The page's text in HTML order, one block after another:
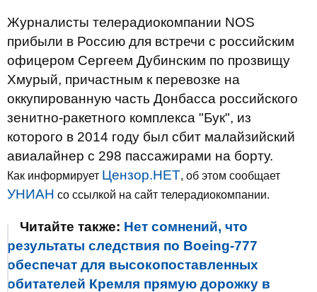
Журналисты телерадиокомпании NOS
прибыли в Россию для встречи с российским
офицером Сергеем Дубинским по прозвищу
Хмурый, причастным к перевозке на
оккупированную часть Донбасса российского
зенитно-ракетного комплекса "Бук", из
которого в 2014 году был сбит малайзийский
авиалайнер с 298 пассажирами на борту.
Как информирует Цензор.НЕТ, об этом сообщает
УНИАН со ссылкой на сайт телерадиокомпании.
Читайте также: Нет сомнений, что
результаты следствия по Boeing-777
обеспечат для высокопоставленных
обитателей Кремля прямую дорожку в